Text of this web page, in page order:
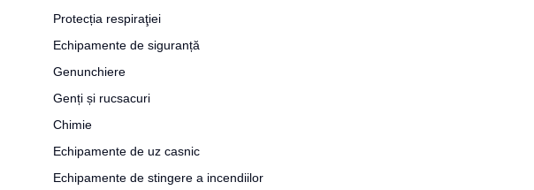
Protecția respiraţiei
Echipamente de siguranță
Genunchiere
Genți și rucsacuri
Chimie
Echipamente de uz casnic
Echipamente de stingere a incendiilor